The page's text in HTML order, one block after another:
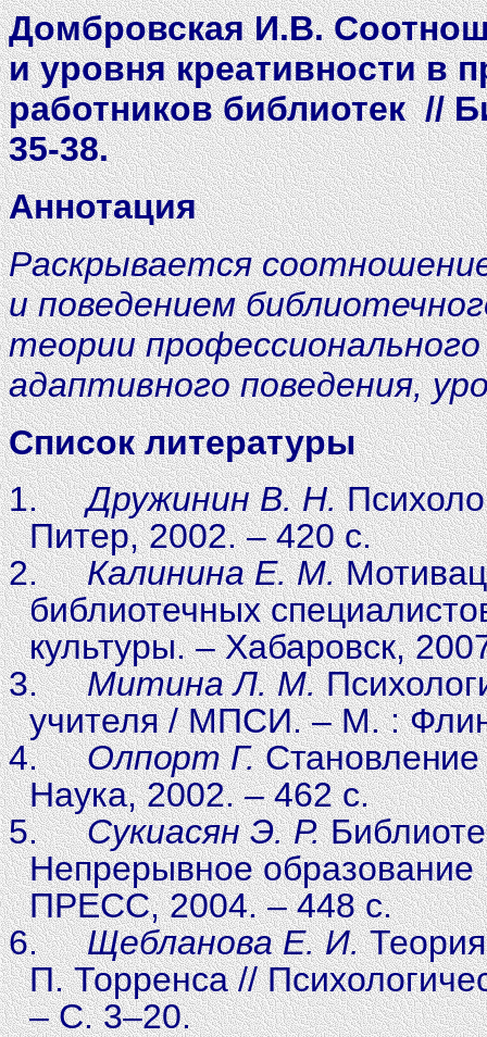
Домбровская И.В.C
и уровня креативности в
работников библиотек//
35-38.
Аннотация
Раскрывается
и поведением
теории
адаптивного поведения,
Список литературы
1.
Дружинин В. Н.
Питер, 2002. – 420 с.
2.
Калинина Е. М.
библиотечных
культуры. – Хабаровск,
3.
Митина Л. М.
учителя / МПСИ. – М. :
4.
Олпорт Г.Становление
Наука, 2002. – 462 с.
5.
Сукиасян Э. Р.
Непрерывное
ПРЕСС, 2004. – 448 с.
6.
Щебланова Е. И.
П. Торренса //
– С. 3–20.